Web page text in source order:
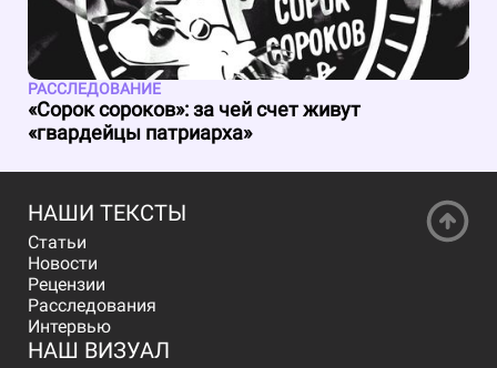
РАССЛЕДОВАНИЕ
«Сорок сороков»: за чей счет живут
«гвардейцы патриарха»
НАШИ ТЕКСТЫ
Статьи
Новости
Рецензии
Расследования
Интервью
НАШ ВИЗУАЛ